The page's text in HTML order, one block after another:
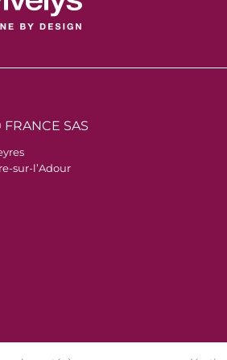
SAS
sur-l’Adour